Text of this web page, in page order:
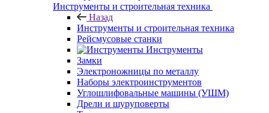
Инструменты и строительная техника
Назад
Инструменты и строительная техника
Рейсмусовые станки
Инструменты
Замки
Электроножницы по металлу
Наборы электроинструментов
Углошлифовальные машины (УШМ)
Дрели и шуруповерты